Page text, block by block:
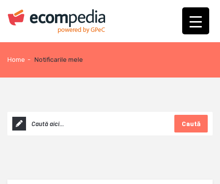
Home - Notificarile mele
Caută